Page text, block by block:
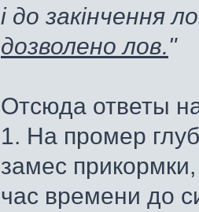
і до закінчення
дозволено лов."
Отсюда ответы
1. На промер
замес
час времени до